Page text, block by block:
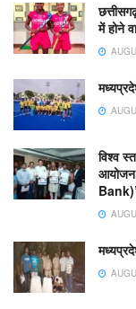
में होने
विश्व